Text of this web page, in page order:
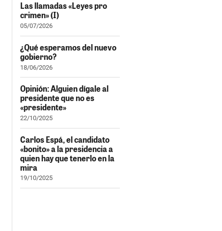
Las llamadas «Leyes pro
crimen» (I)
05/07/2026
¿Qué esperamos del nuevo
gobierno?
18/06/2026
Opinión: Alguien dígale al
presidente que no es
«presidente»
22/10/2025
Carlos Espá, el candidato
«bonito» a la presidencia a
quien hay que tenerlo en la
mira
19/10/2025